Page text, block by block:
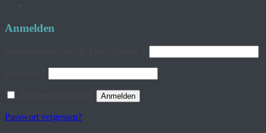
Anmelden
Anmelden
Passwort vergessen?